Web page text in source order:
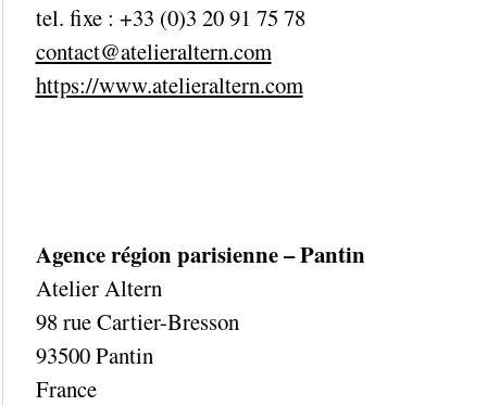
tel. fixe : +33 (0)3 20 91 75 78
contact@atelieraltern.com
https://www.atelieraltern.com
Agence région parisienne – Pantin
Atelier Altern
98 rue Cartier-Bresson
93500 Pantin
France